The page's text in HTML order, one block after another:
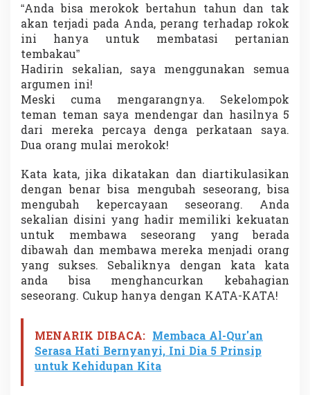
“Anda bisa merokok bertahun tahun dan tak
akan terjadi pada Anda, perang terhadap rokok
ini hanya untuk membatasi pertanian
tembakau”
Hadirin sekalian, saya menggunakan semua
argumen ini!
Meski cuma mengarangnya. Sekelompok
teman teman saya mendengar dan hasilnya 5
dari mereka percaya denga perkataan saya.
Dua orang mulai merokok!
Kata kata, jika dikatakan dan diartikulasikan
dengan benar bisa mengubah seseorang, bisa
mengubah kepercayaan seseorang. Anda
sekalian disini yang hadir memiliki kekuatan
untuk membawa seseorang yang berada
dibawah dan membawa mereka menjadi orang
yang sukses. Sebaliknya dengan kata kata
anda bisa menghancurkan kebahagian
seseorang. Cukup hanya dengan KATA-KATA!
MENARIK DIBACA: Membaca Al-Qur'an
Serasa Hati Bernyanyi, Ini Dia 5 Prinsip
untuk Kehidupan Kita